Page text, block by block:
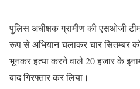
पुलिस अधीक्षक ग्रामीण की एसओजी
रूप से अभियान चलाकर चार सितम्बर
भूनकर हत्या करने वाले 20 हजार के
बाद गिरफ्तार कर लिया।